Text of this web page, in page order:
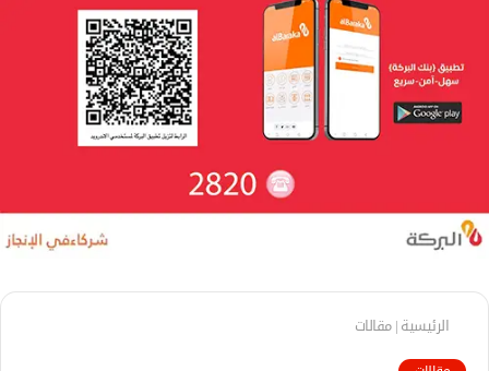
الرئيسية|مقالات